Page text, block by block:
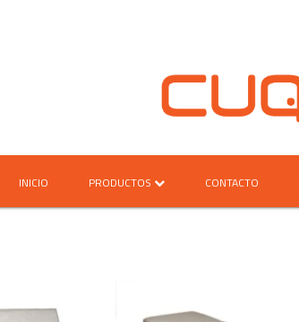
INICIO PRODUCTOS CONTACTO